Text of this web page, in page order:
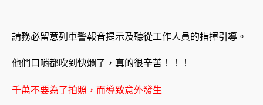
請務必留意列車警報音提示及聽從工作人員的指揮引導。
他們口哨都吹到快爛了，真的很辛苦！！！
千萬不要為了拍照，而導致意外發生